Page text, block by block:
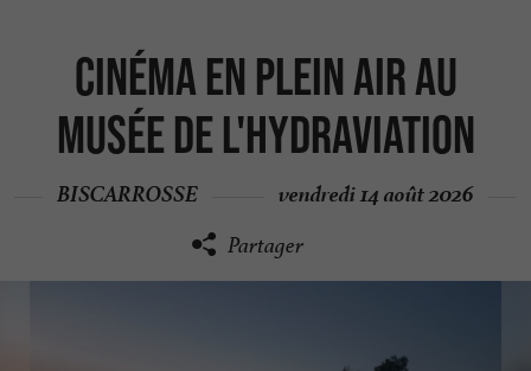
Cinéma en plein air au
Musée de l'Hydraviation
BISCARROSSE vendredi 14 août 2026
Partager